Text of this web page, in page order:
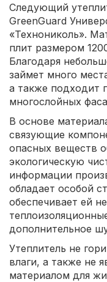
Следующий
GreenGuard
«Технониколь».
плит размером
Благодаря
займет много
а также подходит
многослойных
В основе
связующие
опасных веществ
экологическую
информации
обладает особой
обеспечивает ей
дополнительное
Утеплитель не
влаги, а также не
материалом для